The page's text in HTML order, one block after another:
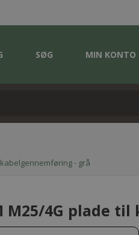
SØG MIN KONTO
- grå
M25/4G plade